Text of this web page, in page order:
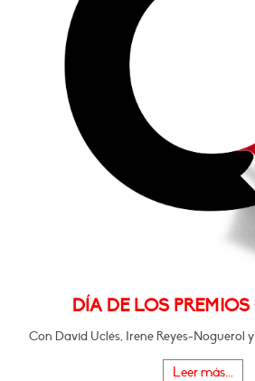
DÍA DE LOS
Con David Uclés, Irene Reyes-Noguerol
Leer más...